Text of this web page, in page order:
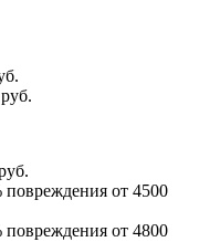
от 4500
от 4800